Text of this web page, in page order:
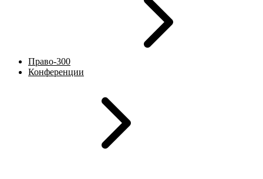
Право-300
Конференции